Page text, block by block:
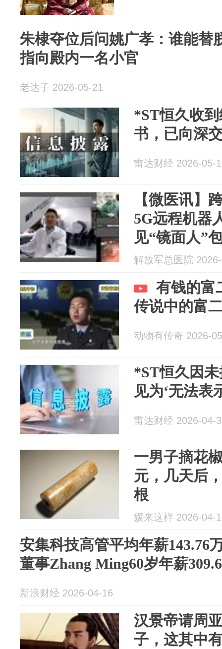
朱棣夺位后问姚广孝：谁能替
指向殿内一名小官
老达子 2026-05-21
*ST恒久收
书，已向深
雷达财经 2026-05-
【微医讯】
5G远程机器
见“镜面人”
解放军总医院
有钱的富
传说中的富
动物有传奇 2026-
*ST恒久因
见为‘无法表
雷达财经 2026-04-
一男子摘花
元，几天后
根
媛来这样 2026-04-
安集科技高管平均年薪143.76
董事Zhang Ming60岁年薪
新浪财经 2026-04-16
汉景帝请周
子，这其中